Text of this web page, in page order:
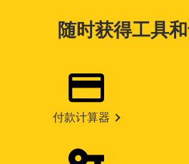
随时获得工具
付款计算器